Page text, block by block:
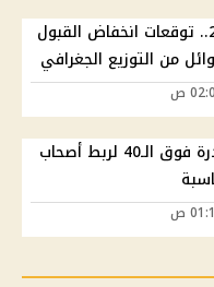
تنسيق الجامعات 2026.. توقعات انخفاض القبول
وزارة العمل تعلن مبادرة فوق الـ40 لربط أصحاب